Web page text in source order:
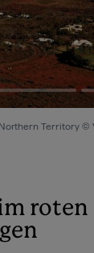
Territory ©
roten